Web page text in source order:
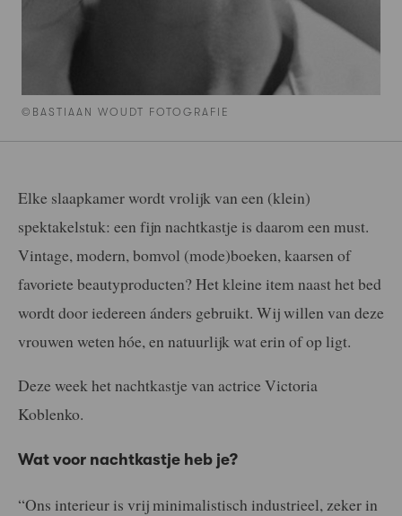
©BASTIAAN WOUDT FOTOGRAFIE
Elke slaapkamer wordt vrolijk van een (klein)
spektakelstuk: een fijn nachtkastje is daarom een must.
Vintage, modern, bomvol (mode)boeken, kaarsen of
favoriete beautyproducten? Het kleine item naast het bed
wordt door iedereen ánders gebruikt. Wij willen van deze
vrouwen weten hóe, en natuurlijk wat erin of op ligt.
Deze week het nachtkastje van actrice Victoria
Koblenko.
Wat voor nachtkastje heb je?
“Ons interieur is vrij minimalistisch industrieel, zeker in